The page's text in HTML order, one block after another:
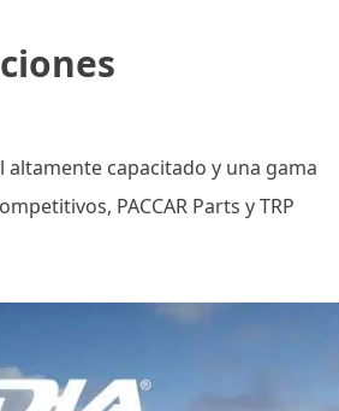
capacitado y una gama
PACCAR Parts y TRP